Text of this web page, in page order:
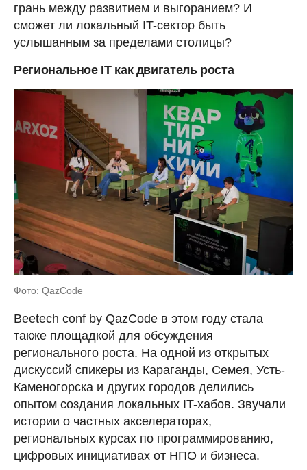
грань между развитием и выгоранием? И
сможет ли локальный IT-сектор быть
услышанным за пределами столицы?
Региональное IT как двигатель роста
Фото: QazCode
Beetech conf by QazCode в этом году стала
также площадкой для обсуждения
регионального роста. На одной из открытых
дискуссий спикеры из Караганды, Семея, Усть-
Каменогорска и других городов делились
опытом создания локальных IT-хабов. Звучали
истории о частных акселераторах,
региональных курсах по программированию,
цифровых инициативах от НПО и бизнеса.